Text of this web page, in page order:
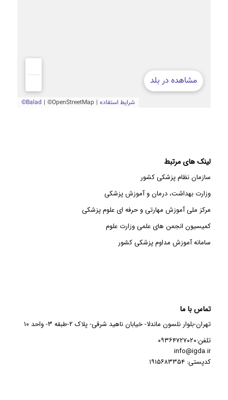
لینک های مرتبط
سازمان نظام پزشکی کشور
وزارت بهداشت، درمان و آموزش پزشکی
مرکز ملی آموزش مهارتی و حرفه ای علوم پزشکی
کمیسیون انجمن های علمی وزارت علوم
سامانه آموزش مداوم پزشکی کشور
تماس با ما
تهران-بلوار نلسون ماندلا- خیابان ناهید شرقی- پلاک ۲-طبقه ۳- واحد ۱۰
تلفن:۰۹۳۶۴۷۲۷۰۲۰
info@igda.ir
کدپستی: ۱۹۱۵۶۸۳۳۵۴